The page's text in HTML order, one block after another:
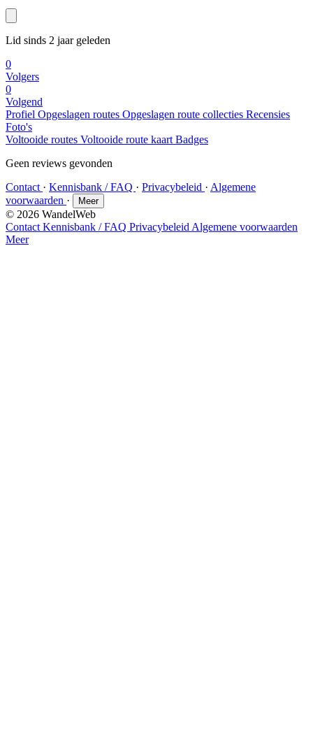
Lid sinds 2 jaar geleden
0
Volgers
0
Volgend
Profiel Opgeslagen routes Opgeslagen route collecties Recensies
Foto's
Voltooide routes Voltooide route kaart Badges
Geen reviews gevonden
Contact · Kennisbank / FAQ · Privacybeleid · Algemene
voorwaarden · Meer
© 2026 WandelWeb
Contact Kennisbank / FAQ Privacybeleid Algemene voorwaarden
Meer